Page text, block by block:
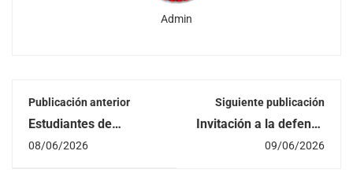
Admin
Publicación anterior
Estudiantes de
Maestría en Ingeniería
Eléctrica de la FIUNA
08/06/2026
Siguiente publicación
Invitación a la defensa
del Trabajo Final de
Grado del estudiante
09/06/2026